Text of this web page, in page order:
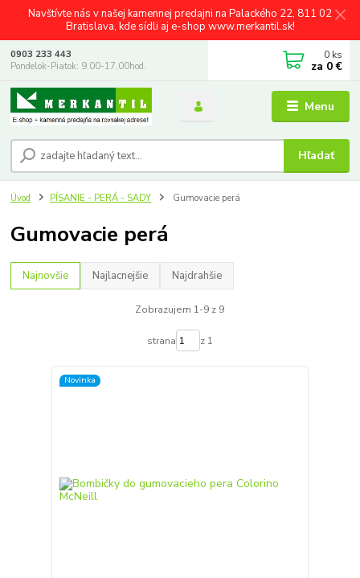
Navštívte nás v našej kamennej predajni na Palackého 22, 811 02
Bratislava, kde sídli aj e-shop www.merkantil.sk!
Menu
Hľadať
0903 233 443
Pondelok-Piatok: 9.00-17.00hod.
0 ks
za 0 €
Úvod PÍSANIE - PERÁ - SADY Gumovacie perá
Gumovacie perá
Najnovšie Najlacnejšie Najdrahšie
Zobrazujem 1-9 z 9
strana z 1
Novinka